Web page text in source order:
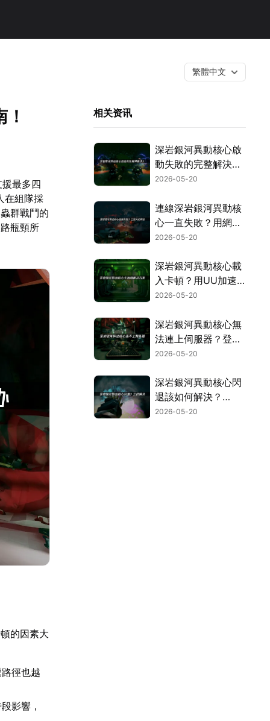
繁體中文
最多四
在組隊採
群戰鬥的
瓶頸所
的因素大
徑也越
影響，
相关资讯
深岩銀河異動核心啟
動失敗的完整解決方
案！
2026-05-20
連線深岩銀河異動核
心一直失敗？用網易
UU加速器就能穩定
線！
2026-05-20
深岩銀河異動核心載
入卡頓？用UU加速
器就能流暢體驗！
2026-05-20
深岩銀河異動核心無
法連上伺服器？登入
失敗之解決辦法總整
2026-05-20
深岩銀河異動核心閃
退該如何解決？
2026年最新修復攻
2026-05-20